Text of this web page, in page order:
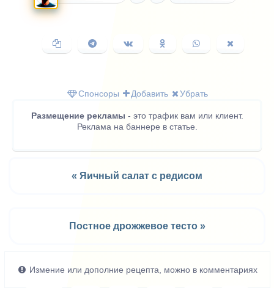
Копировать
ссылку
Поделиться
в
Поделиться
ВКонтакте
Поделиться
в
Поделиться
в
в
Спонсоры
Добавить Убрать
Размещение рекламы - это трафик вам или клиент.
Реклама на баннере в статье.
« Яичный салат с редисом
Постное дрожжевое тесто »
Измение или дополние рецепта, можно в комментариях